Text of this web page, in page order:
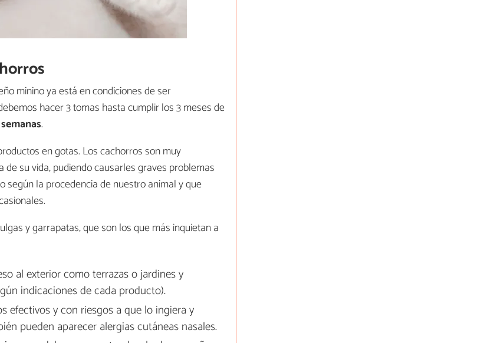
minino ya está en condiciones de ser
hacer 3 tomas hasta cumplir los 3 meses de
.
en gotas. Los cachorros son muy
su vida, pudiendo causarles graves problemas
según la procedencia de nuestro animal y que
y garrapatas, que son los que más inquietan a
al exterior como terrazas o jardines y
indicaciones de cada producto).
efectivos y con riesgos a que lo ingiera y
pueden aparecer alergias cutáneas nasales.